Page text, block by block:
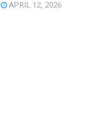
APRIL 12, 2026